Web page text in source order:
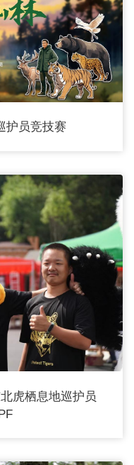
护员竞技赛
虎栖息地巡护员